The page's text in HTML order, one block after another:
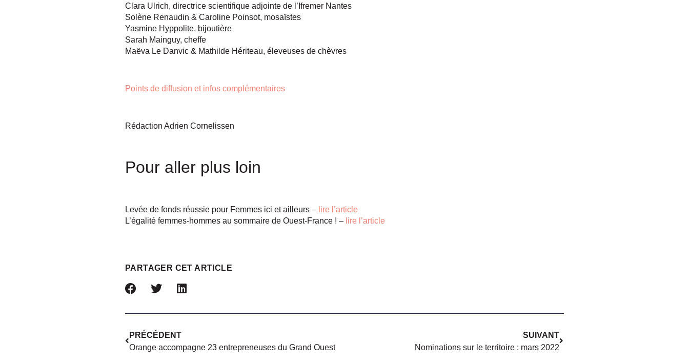
Clara Ulrich, directrice scientifique adjointe de l’Ifremer Nantes
Solène Renaudin & Caroline Poinsot, mosaïstes
Yasmine Hyppolite, bijoutière
Sarah Mainguy, cheffe
Maëva Le Danvic & Mathilde Hériteau, éleveuses de chèvres
Points de diffusion et infos complémentaires
Rédaction Adrien Cornelissen
Pour aller plus loin
Levée de fonds réussie pour Femmes ici et ailleurs – lire l’article
L’égalité femmes-hommes au sommaire de Ouest-France ! – lire l’article
PARTAGER CET ARTICLE
PRÉCÉDENT
Orange accompagne 23 entrepreneuses du Grand Ouest
SUIVANT
Nominations sur le territoire : mars 2022